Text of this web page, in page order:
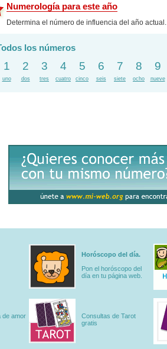
Numerología para este año
Determina el número de influencia del año actual.
los números
1 2 3 4 5 6 7 8 9
uno dos tres cuatro cinco seis siete ocho nueve
Horóscopo del día.
Pon el horóscopo del
día en tu página web.
de amor
Consultas de Tarot
gratis